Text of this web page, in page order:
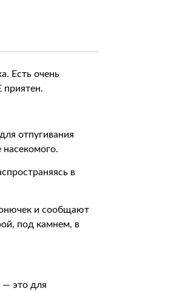
Есть очень
приятен.
отпугивания
в
и сообщают
под камнем, в
— это для